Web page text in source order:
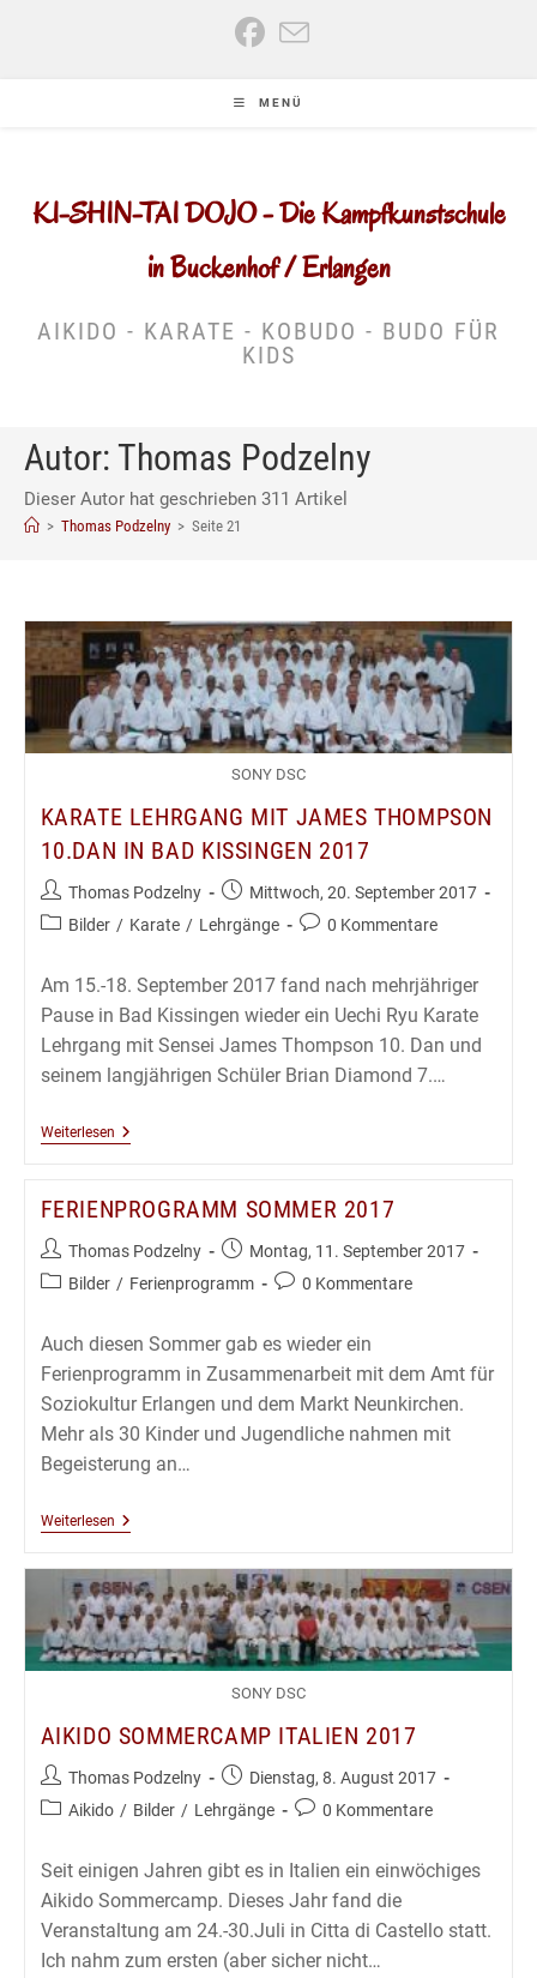
MENÜ
KI-SHIN-TAI DOJO - Die Kampfkunstschule
in Buckenhof / Erlangen
AIKIDO - KARATE - KOBUDO - BUDO FÜR
KIDS
Autor: Thomas Podzelny
Dieser Autor hat geschrieben 311 Artikel
> Thomas Podzelny > Seite 21
SONY DSC
KARATE LEHRGANG MIT JAMES THOMPSON
10.DAN IN BAD KISSINGEN 2017
Beitrags-
Autor:
Thomas Podzelny
Beitrag
veröffentlicht:
Mittwoch, 20. September 2017
Beitrags-
Bilder / Karate / Lehrgänge
Beitrags-
0 Kommentare
Am 15.-18. September 2017 fand nach mehrjähriger
Pause in Bad Kissingen wieder ein Uechi Ryu Karate
Lehrgang mit Sensei James Thompson 10. Dan und
seinem langjährigen Schüler Brian Diamond 7.…
WeiterlesenKarate
Thompson
In
Kissingen
FERIENPROGRAMM SOMMER 2017
Beitrags-
Autor:
Thomas Podzelny
Beitrag
veröffentlicht:
Montag, 11. September 2017
Beitrags-
Bilder / Ferienprogramm
Beitrags-
0 Kommentare
Auch diesen Sommer gab es wieder ein
Ferienprogramm in Zusammenarbeit mit dem Amt für
Soziokultur Erlangen und dem Markt Neunkirchen.
Mehr als 30 Kinder und Jugendliche nahmen mit
Begeisterung an…
WeiterlesenFerienprogramm
SONY DSC
AIKIDO SOMMERCAMP ITALIEN 2017
Beitrags-
Autor:
Thomas Podzelny
Beitrag
veröffentlicht:
Dienstag, 8. August 2017
Beitrags-
Aikido / Bilder / Lehrgänge
Beitrags-
0 Kommentare
Seit einigen Jahren gibt es in Italien ein einwöchiges
Aikido Sommercamp. Dieses Jahr fand die
Veranstaltung am 24.-30.Juli in Citta di Castello statt.
Ich nahm zum ersten (aber sicher nicht…